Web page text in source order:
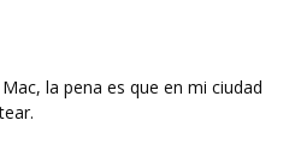
la pena es que en mi ciudad